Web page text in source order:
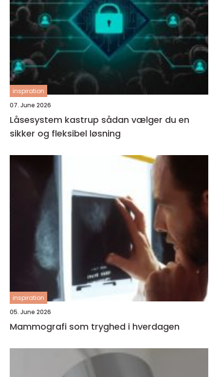
inspiration
07. June 2026
Låsesystem kastrup sådan vælger du en
sikker og fleksibel løsning
inspiration
05. June 2026
Mammografi som tryghed i hverdagen